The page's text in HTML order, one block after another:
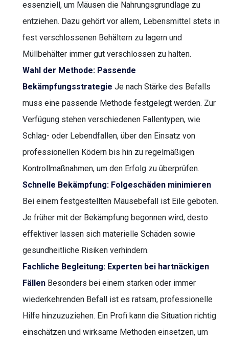
essenziell, um Mäusen die Nahrungsgrundlage zu
entziehen. Dazu gehört vor allem, Lebensmittel stets in
fest verschlossenen Behältern zu lagern und
Müllbehälter immer gut verschlossen zu halten.
Wahl der Methode: Passende
Bekämpfungsstrategie Je nach Stärke des Befalls
muss eine passende Methode festgelegt werden. Zur
Verfügung stehen verschiedenen Fallentypen, wie
Schlag- oder Lebendfallen, über den Einsatz von
professionellen Ködern bis hin zu regelmäßigen
Kontrollmaßnahmen, um den Erfolg zu überprüfen.
Schnelle Bekämpfung: Folgeschäden minimieren
Bei einem festgestellten Mäusebefall ist Eile geboten.
Je früher mit der Bekämpfung begonnen wird, desto
effektiver lassen sich materielle Schäden sowie
gesundheitliche Risiken verhindern.
Fachliche Begleitung: Experten bei hartnäckigen
Fällen Besonders bei einem starken oder immer
wiederkehrenden Befall ist es ratsam, professionelle
Hilfe hinzuzuziehen. Ein Profi kann die Situation richtig
einschätzen und wirksame Methoden einsetzen, um